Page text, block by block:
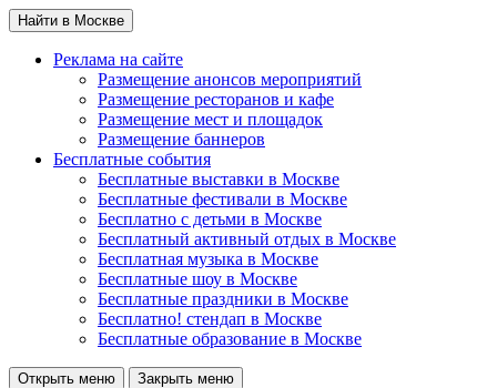
Найти в Москве
Реклама на сайте
Размещение анонсов мероприятий
Размещение ресторанов и кафе
Размещение мест и площадок
Размещение баннеров
Бесплатные события
Бесплатные выставки в Москве
Бесплатные фестивали в Москве
Бесплатно с детьми в Москве
Бесплатный активный отдых в Москве
Бесплатная музыка в Москве
Бесплатные шоу в Москве
Бесплатные праздники в Москве
Бесплатно! стендап в Москве
Бесплатные образование в Москве
Открыть меню Закрыть меню